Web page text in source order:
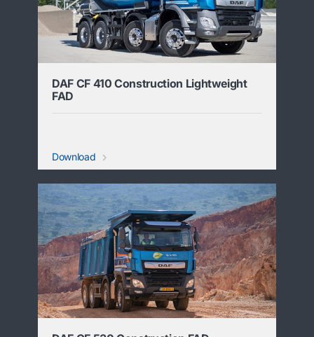
DAF CF 410 Construction Lightweight
FAD
Download